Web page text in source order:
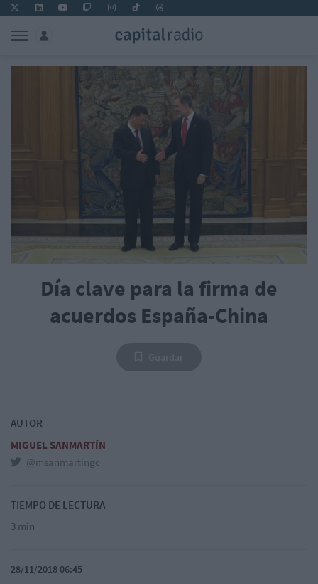
Día clave para la firma de
acuerdos España-China
AUTOR
MIGUEL SANMARTÍN
@msanmartingc
TIEMPO DE LECTURA
3 min
28/11/2018 06:45